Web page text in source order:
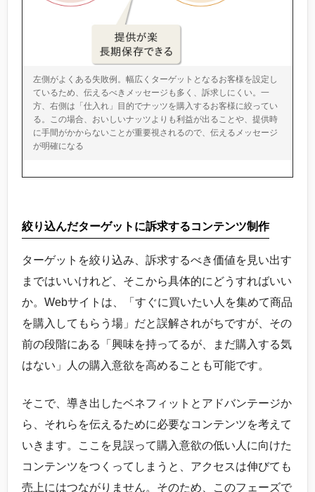
左側がよくある失敗例。幅広くターゲットとなるお客様を設定し
ているため、伝えるべきメッセージも多く、訴求しにくい。一
方、右側は「仕入れ」目的でナッツを購入するお客様に絞ってい
る。この場合、おいしいナッツよりも利益が出ることや、提供時
に手間がかからないことが重要視されるので、伝えるメッセージ
が明確になる
絞り込んだターゲットに訴求するコンテンツ制作
ターゲットを絞り込み、訴求するべき価値を見い出す
まではいいけれど、そこから具体的にどうすればいい
か。Webサイトは、「すぐに買いたい人を集めて商品
を購入してもらう場」だと誤解されがちですが、その
前の段階にある「興味を持ってるが、まだ購入する気
はない」人の購入意欲を高めることも可能です。
そこで、導き出したベネフィットとアドバンテージか
ら、それらを伝えるために必要なコンテンツを考えて
いきます。ここを見誤って購入意欲の低い人に向けた
コンテンツをつくってしまうと、アクセスは伸びても
売上にはつながりません。そのため、このフェーズで